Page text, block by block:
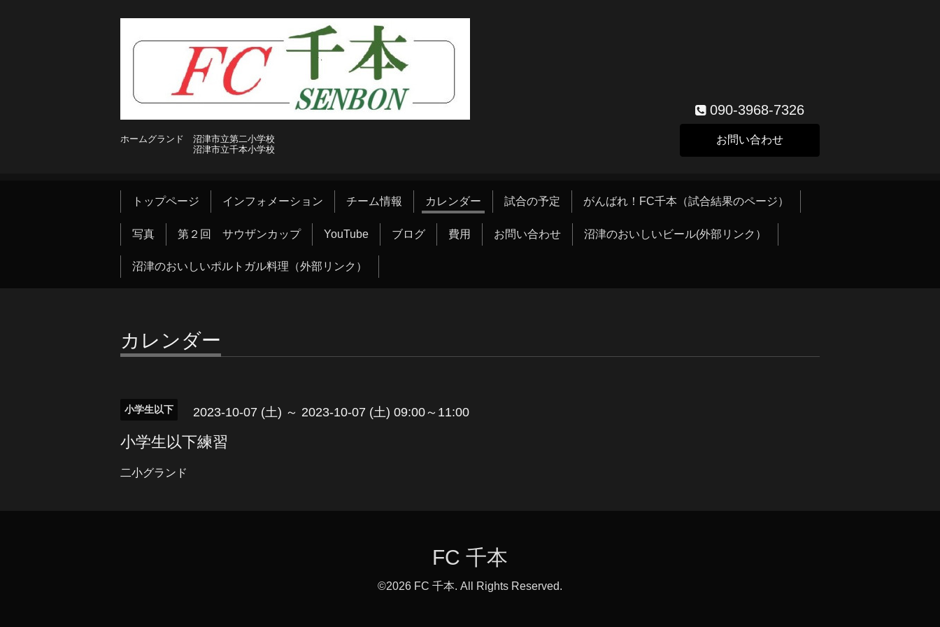
ホームグランド 沼津市立第二小学校
沼津市立千本小学校
090-3968-7326
お問い合わせ
トップページ インフォメーション チーム情報 カレンダー 試合の予定 がんばれ！FC千本（試合結果のページ）
写真 第２回 サウザンカップ YouTube ブログ 費用 お問い合わせ 沼津のおいしいビール(外部リンク）
沼津のおいしいポルトガル料理（外部リンク）
カレンダー
小学生以下 2023-10-07 (土) ～ 2023-10-07 (土) 09:00～11:00
小学生以下練習
二小グランド
FC 千本
©2026 FC 千本. All Rights Reserved.